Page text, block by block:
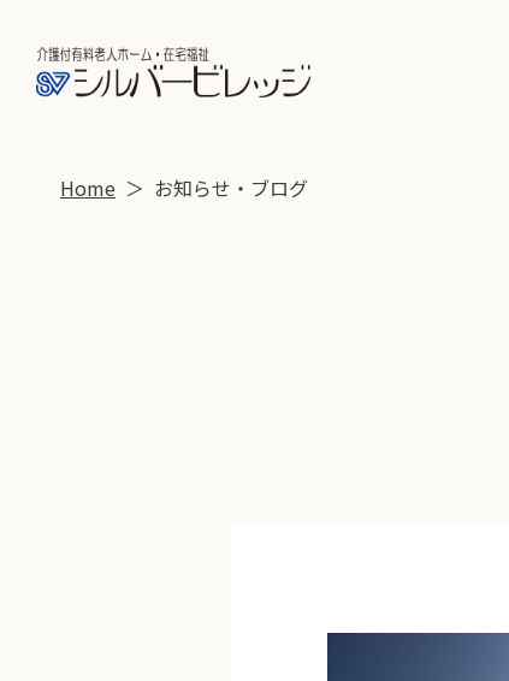
Home お知らせ・ブログ